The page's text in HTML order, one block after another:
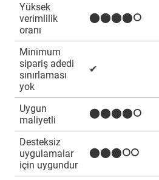
Yüksek
verimlilik
oranı
⬤⬤⬤⬤⭘
Minimum
sipariş adedi
sınırlaması
yok
✔
Uygun
maliyetli
⬤⬤⬤⬤⭘
Desteksiz
uygulamalar
için uygundur
⬤⬤⬤⭘⭘